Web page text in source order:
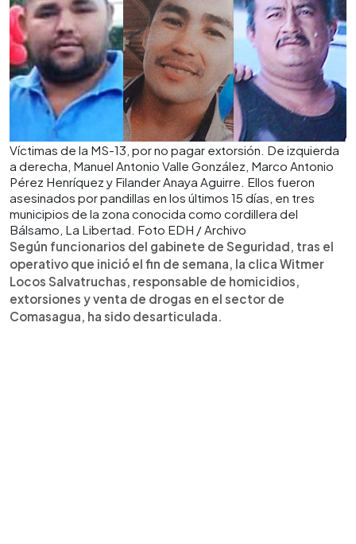
Víctimas de la MS-13, por no pagar extorsión. De izquierda
a derecha, Manuel Antonio Valle González, Marco Antonio
Pérez Henríquez y Filander Anaya Aguirre. Ellos fueron
asesinados por pandillas en los últimos 15 días, en tres
municipios de la zona conocida como cordillera del
Bálsamo, La Libertad. Foto EDH / Archivo
Según funcionarios del gabinete de Seguridad, tras el
operativo que inició el fin de semana, la clica Witmer
Locos Salvatruchas, responsable de homicidios,
extorsiones y venta de drogas en el sector de
Comasagua, ha sido desarticulada.